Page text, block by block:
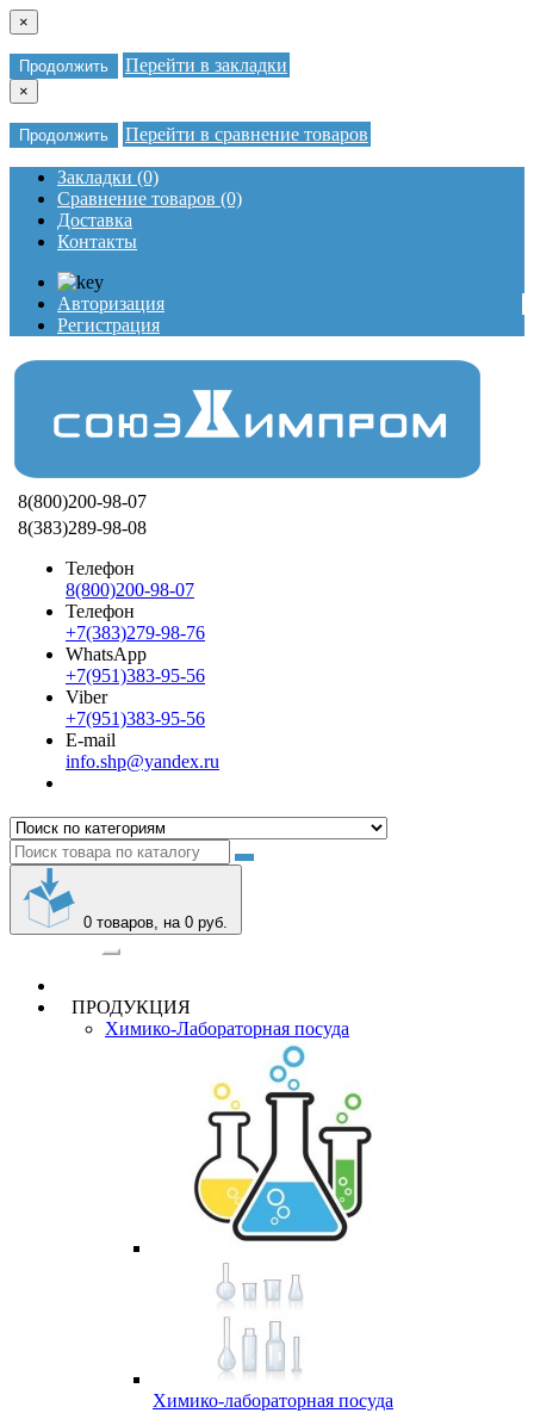
×
Продолжить Перейти в закладки
×
Продолжить Перейти в сравнение товаров
Закладки (0)
Сравнение товаров (0)
Доставка
Контакты
Авторизация
Регистрация
8(800)200-98-07
8(383)289-98-08
Телефон
8(800)200-98-07
Телефон
+7(383)279-98-76
WhatsApp
+7(951)383-95-56
Viber
+7(951)383-95-56
E-mail
info.shp@yandex.ru
0 товаров, на 0 руб.
ПРОДУКЦИЯ
Химико-Лабораторная посуда
Химико-лабораторная посуда